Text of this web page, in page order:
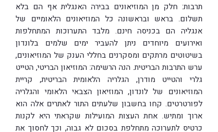
תרבות: חלק מן המוזיאונים בבירה האנגלית אף הם בלא
תשלום. בראש ובראשונה כל המוזיאונים הלאומיים של
אנגליה הם בכניסה חינם. מלבד התערוכות המתחלפות
ואירועים מיוחדים ניתן להעביר ימים שלמים בלונדון
בשיטוטים מרתקים ומסקרנים בחללי הענק של המוזיאונים,
ערש התרבות הבריטית. הנה הרשימה: המוזיאון הבריטי, הטייט
גלרי והטייט מודרן, הגלריה הלאומית הבריטית, קריית
המוזיאונים של לונדון, המוזיאון הצבאי הלאומי והגלריה
לפורטרטים. קחו בחשבון שלעתים התור לאתרים אלה הוא
ארוך ומתיש. אחת העצות המועילות שקראתי היא לקנות
כרטיס לתערוכה מתחלפת בסכום לא גבוה, וכך לחסוך את